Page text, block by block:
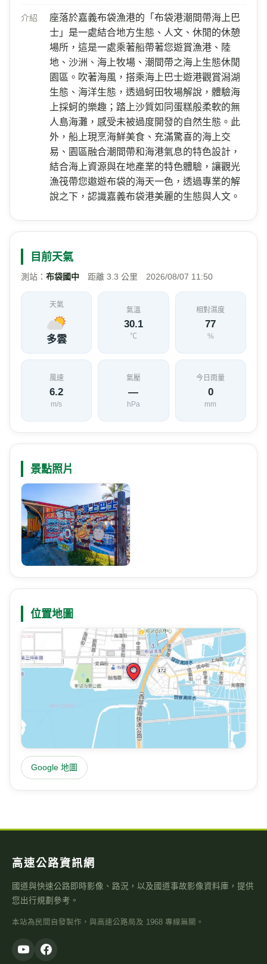
介紹
座落於嘉義布袋漁港的「布袋港潮間帶海上巴
士」是一處結合地方生態、人文、休閒的休憩
場所，這是一處乘著船帶著您遊賞漁港、陸
地、沙洲、海上牧場、潮間帶之海上生態休閒
園區。吹著海風，搭乘海上巴士遊港觀賞潟湖
生態、海洋生態，透過蚵田牧場解說，體驗海
上採蚵的樂趣；踏上沙質如同蛋糕般柔軟的無
人島海灘，感受未被過度開發的自然生態。此
外，船上現烹海鮮美食、充滿驚喜的海上交
易、園區融合潮間帶和海港氣息的特色設計，
結合海上資源與在地產業的特色體驗，讓觀光
漁筏帶您遨遊布袋的海天一色，透過專業的解
說之下，認識嘉義布袋港美麗的生態與人文。
目前天氣
測站： 布袋國中 距離 3.3 公里 2026/08/07 11:50
天氣
多雲
氣溫
30.1
℃
相對濕度
77
%
風速
6.2
m/s
氣壓
—
hPa
今日雨量
0
mm
景點照片
位置地圖
Google 地圖
高速公路資訊網
國道與快速公路即時影像、路況，以及國道事故影像資料庫，提供
您出行規劃參考。
本站為民間自發製作，與高速公路局及 1968 專線無關。